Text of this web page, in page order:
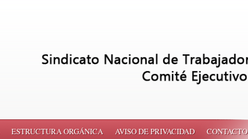
ESTRUCTURA ORGÁNICA AVISO DE PRIVACIDAD CONTACTO